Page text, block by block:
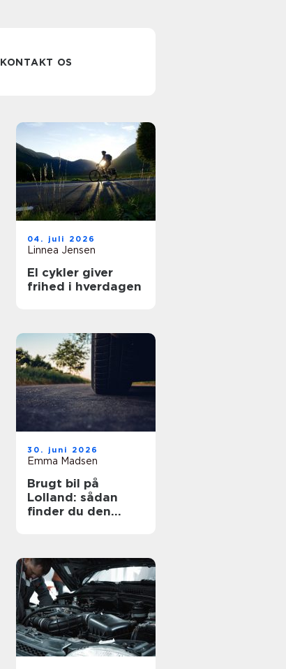
KONTAKT OS
04. juli 2026
Linnea Jensen
El cykler giver
frihed i hverdagen
30. juni 2026
Emma Madsen
Brugt bil på
Lolland: sådan
finder du den